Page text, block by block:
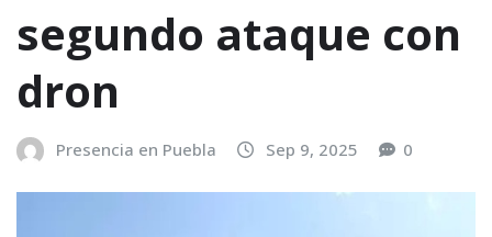
segundo ataque con
dron
Presencia en Puebla Sep 9, 2025 0